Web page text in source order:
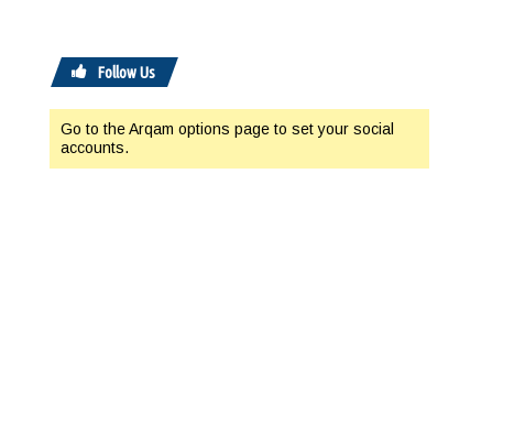
Follow Us
Go to the Arqam options page to set your social
accounts.